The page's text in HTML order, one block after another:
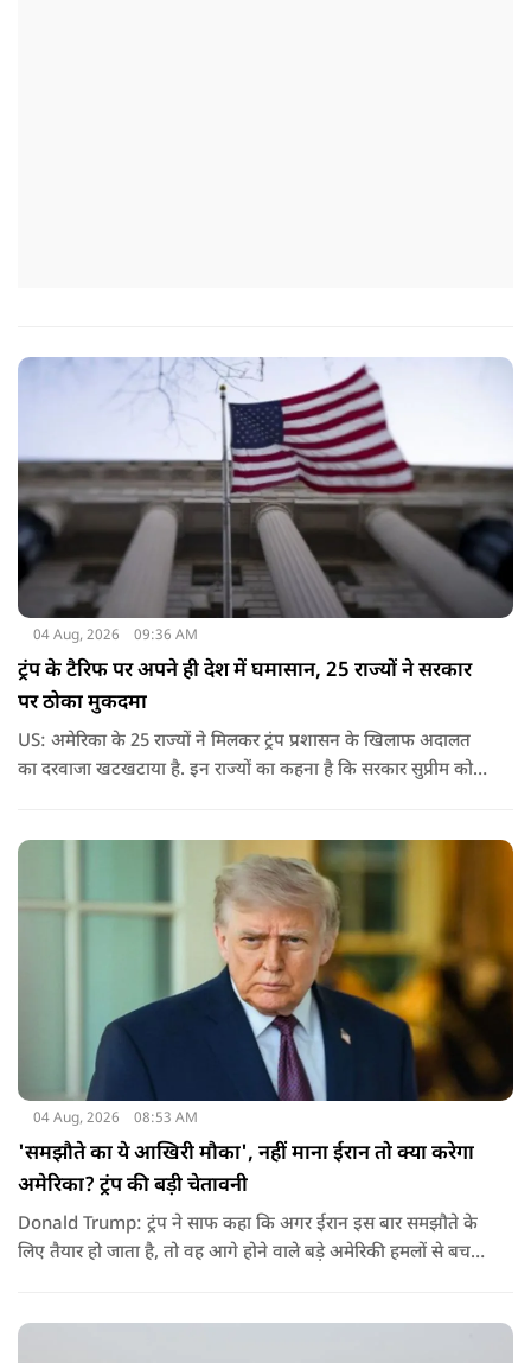
04 Aug, 2026 09:36 AM
ट्रंप के टैरिफ पर अपने ही देश में घमासान, 25 राज्यों ने सरकार
पर ठोका मुकदमा
US: अमेरिका के 25 राज्यों ने मिलकर ट्रंप प्रशासन के खिलाफ अदालत
का दरवाजा खटखटाया है. इन राज्यों का कहना है कि सरकार सुप्रीम कोर्ट
04 Aug, 2026 08:53 AM
'समझौते का ये आखिरी मौका', नहीं माना ईरान तो क्या करेगा
अमेरिका? ट्रंप की बड़ी चेतावनी
Donald Trump: ट्रंप ने साफ कहा कि अगर ईरान इस बार समझौते के
लिए तैयार हो जाता है, तो वह आगे होने वाले बड़े अमेरिकी हमलों से बच